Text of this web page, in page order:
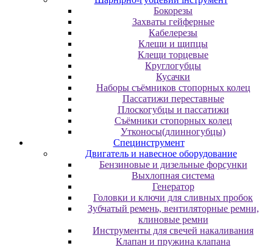
Бокорезы
Захваты гейферные
Кабелерезы
Клещи и щипцы
Клещи торцевые
Круглогубцы
Кусачки
Наборы съёмников стопорных колец
Пассатижи переставные
Плоскогубцы и пассатижи
Съёмники стопорных колец
Утконосы(длинногубцы)
Специнструмент
Двигатель и навесное оборудование
Бензиновые и дизельные форсунки
Выхлопная система
Генератор
Головки и ключи для сливных пробок
Зубчатый ремень, вентиляторные ремни,
клиновые ремни
Инструменты для свечей накаливания
Клапан и пружина клапана